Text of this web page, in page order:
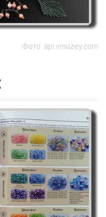
Фото: api.vmuzey.com